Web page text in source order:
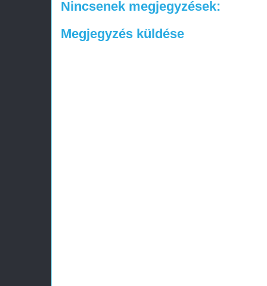
Nincsenek megjegyzések:
Megjegyzés küldése